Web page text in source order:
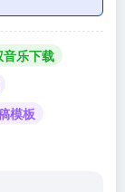
乐下载
模板